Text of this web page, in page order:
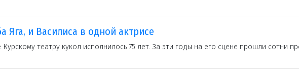
Яга, и Василиса в одной актрисе
театру кукол исполнилось 75 лет. За эти годы на его сцене прошли сотни